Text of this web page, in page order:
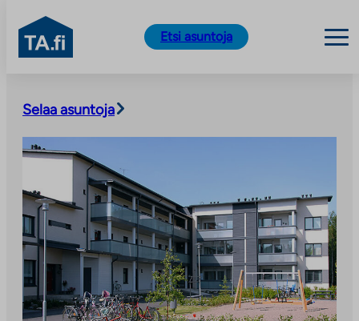
sisältöön
TA.fi
Etsi asuntoja
Selaa asuntoja